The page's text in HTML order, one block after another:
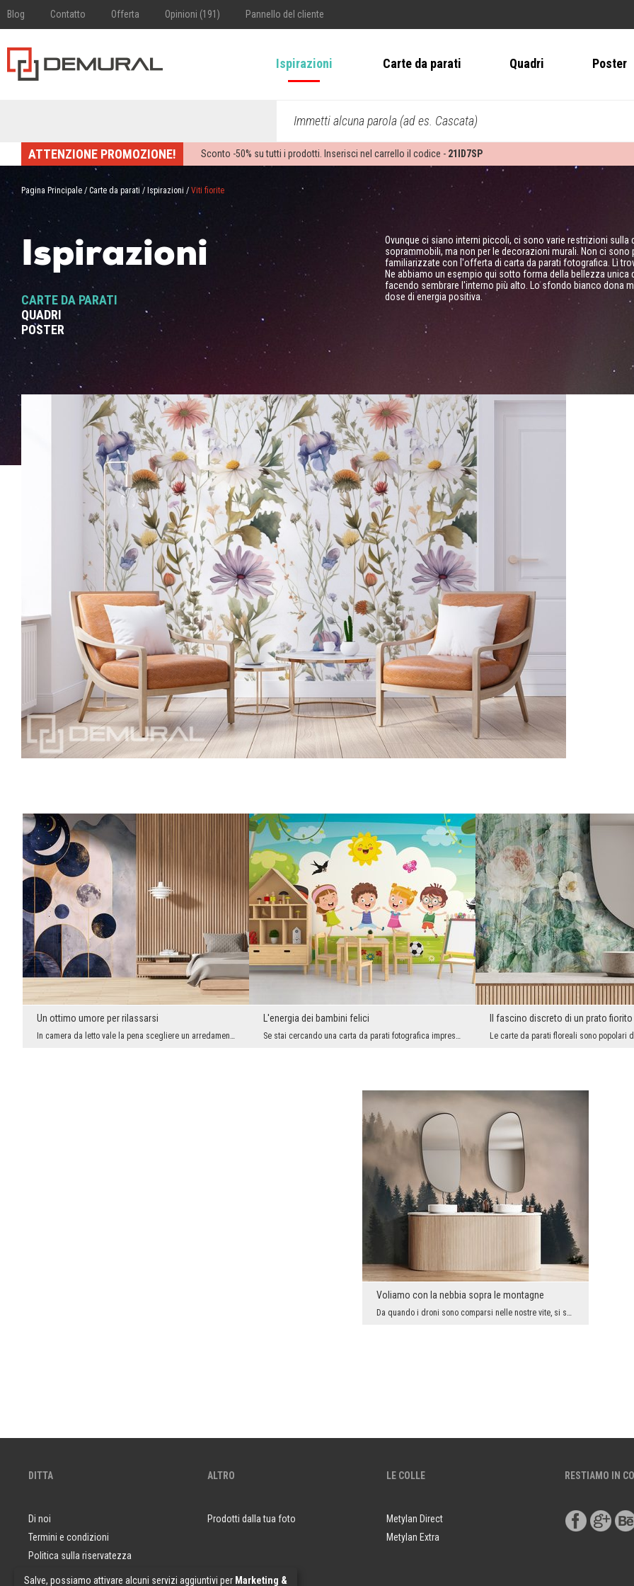
Blog Contatto Offerta Opinioni (191) Pannello del cliente
Ispirazioni Carte da parati Quadri Poster
Immetti alcuna parola (ad es. Cascata)
ATTENZIONE PROMOZIONE! Sconto -50% su tutti i prodotti. Inserisci nel carrello il codice - 21ID7SP
Pagina Principale / Carte da parati / Ispirazioni / Viti fiorite
Ispirazioni
CARTE DA PARATI
QUADRI
POSTER
Ovunque ci siano interni piccoli, ci sono varie restrizioni
soprammobili, ma non per le decorazioni murali. Non ci
familiarizzate con l'offerta di carta da parati fotografica. Lì
Ne abbiamo un esempio qui sotto forma della bellezza
facendo sembrare l'interno più alto. Lo sfondo bianco dona
dose di energia positiva.
Un ottimo umore per rilassarsi
In camera da letto vale la pena scegliere un arredamento che possa effettivamente tranquillizzarc...
L'energia dei bambini felici
Se stai cercando una carta da parati fotografica impressionante e allegra per la cameretta dei ba...
Il fascino discreto di un prato fiorito
Voliamo con la nebbia sopra le montagne
Da quando i droni sono comparsi nelle nostre vite, si sono aperte nuove possibilità per quanto ri...
DITTA
Di noi
Termini e condizioni
Politica sulla riservatezza
Domande e risposte
ALTRO
Prodotti dalla tua foto
LE COLLE
Metylan Direct
Metylan Extra
RESTIAMO IN
Salve, possiamo attivare alcuni servizi aggiuntivi per Marketing &